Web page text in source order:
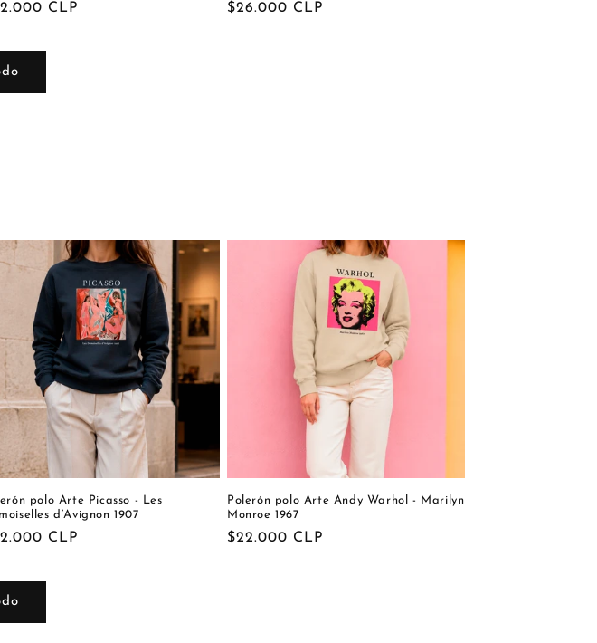
CLP
Precio
$26.000 CLP
polo Arte Picasso - Les
d’Avignon 1907
CLP
Polerón polo Arte Andy Warhol - Marilyn
Monroe 1967
Precio
$22.000 CLP